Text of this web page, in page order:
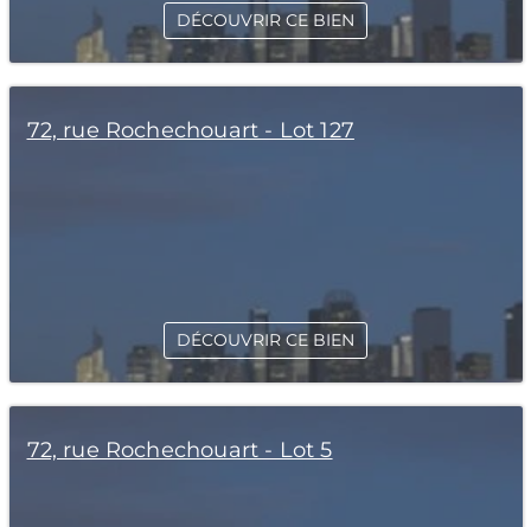
DÉCOUVRIR CE BIEN
72, rue Rochechouart - Lot 127
DÉCOUVRIR CE BIEN
72, rue Rochechouart - Lot 5